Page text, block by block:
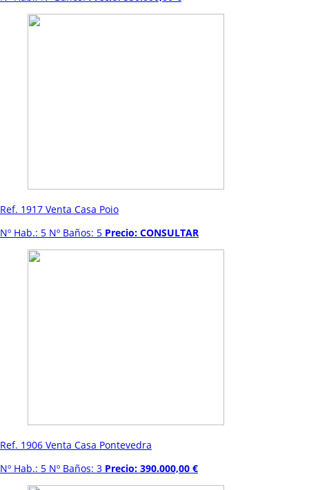
Ref. 1917 Venta Casa Poio
Nº Hab.: 5 Nº Baños: 5 Precio: CONSULTAR
Ref. 1906 Venta Casa Pontevedra
Nº Hab.: 5 Nº Baños: 3 Precio: 390.000,00 €